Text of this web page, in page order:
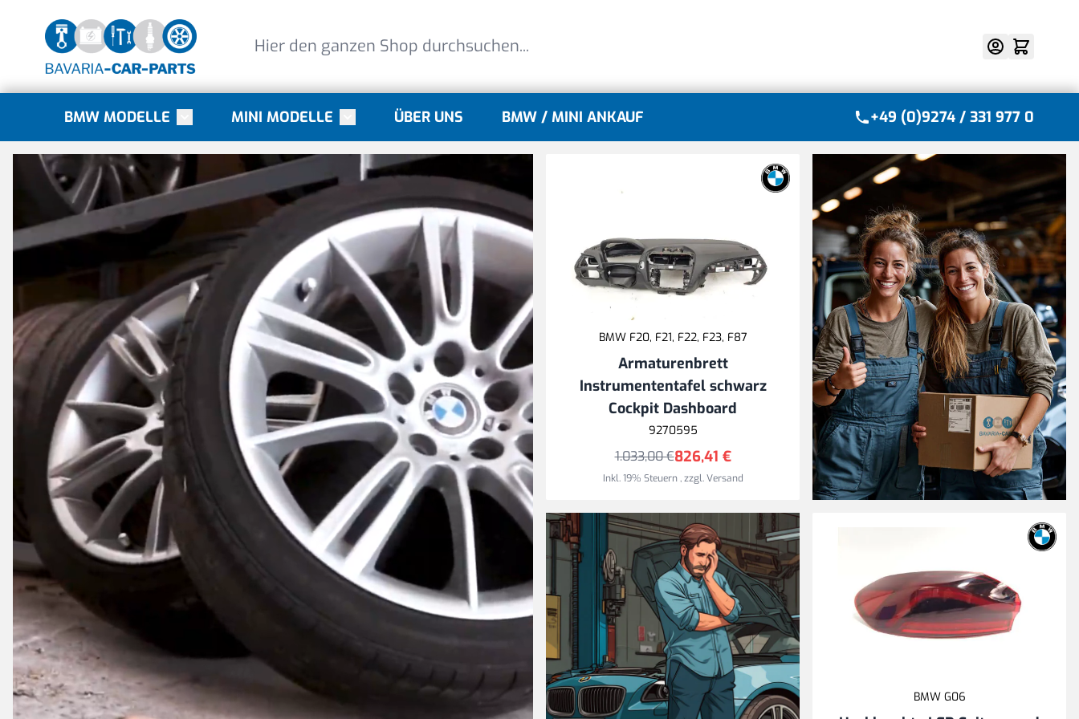
BMW MODELLE Toggle submenu for BMW Modelle
MINI MODELLE Toggle submenu for MINI Modelle
ÜBER UNS BMW / MINI ANKAUF +49 (0)9274 / 331 977 0
BMW F20, F21, F22, F23, F87
Armaturenbrett
Instrumententafel schwarz
Cockpit Dashboard
9270595
826,41 €
1.033,00 €
Inkl. 19% Steuern,zzgl.Versand
Versandkostenfrei
ab 49 € Warenwert
* ausgenommen Sperrgut
BMW G06